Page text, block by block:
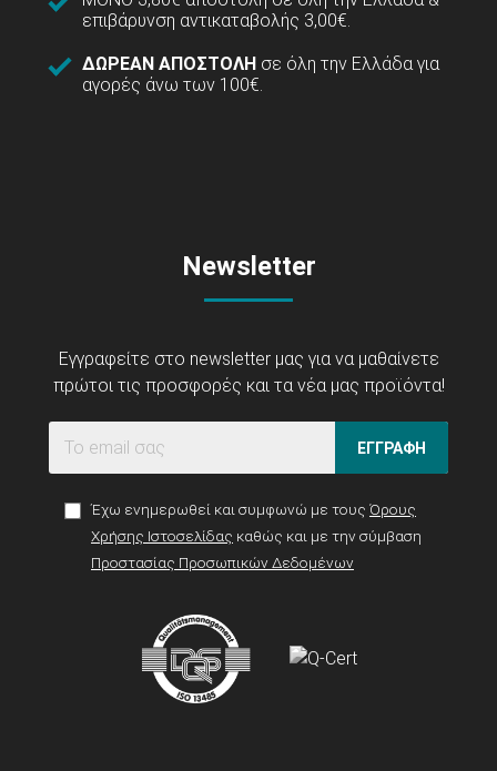
επιβάρυνση αντικαταβολής 3,00€.
ΔΩΡΕΑΝ ΑΠΟΣΤΟΛΗ σε όλη την Ελλάδα για
αγορές άνω των 100€.
Newsletter
Εγγραφείτε στο newsletter μας για να μαθαίνετε
πρώτοι τις προσφορές και τα νέα μας προϊόντα!
ΕΓΓΡΑΦΗ
Έχω ενημερωθεί και συμφωνώ με τους Όρους
Χρήσης Ιστοσελίδας καθώς και με την σύμβαση
Προστασίας Προσωπικών Δεδομένων